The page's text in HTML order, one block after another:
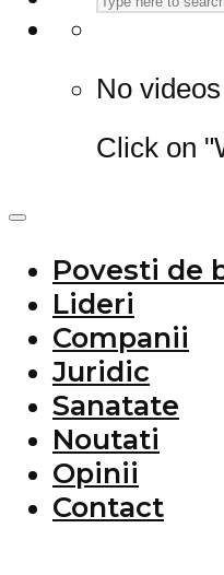
No
Click on
Povesti de
Lideri
Companii
Juridic
Sanatate
Noutati
Opinii
Contact